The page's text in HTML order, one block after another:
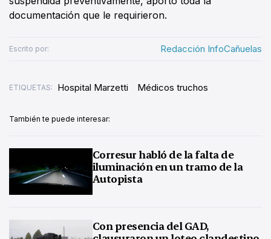
documentación que le requirieron.
Escrito por: Redacción InfoCañuelas
ETIQUETAS: Hospital Marzetti Médicos truchos
También te puede interesar:
Corresur habló de la falta de
iluminación en un tramo de la
Autopista
Con presencia del GAD,